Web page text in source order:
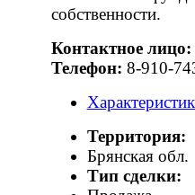
собственности.
Контактное лицо:
Телефон: 8-910-
Территория:
Брянская обл.
Тип сделки: